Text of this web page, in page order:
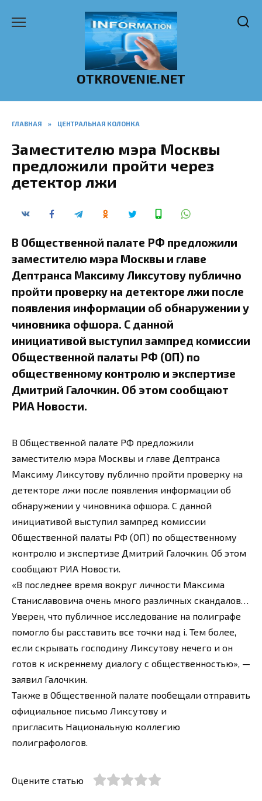
OTKROVENIE.NET
ГЛАВНАЯ » ЦЕНТРАЛЬНАЯ КОЛОНКА
Заместителю мэра Москвы
предложили пройти через
детектор лжи
В Общественной палате РФ предложили
заместителю мэра Москвы и главе
Дептранса Максиму Ликсутову публично
пройти проверку на детекторе лжи после
появления информации об обнаружении у
чиновника офшора. С данной
инициативой выступил зампред комиссии
Общественной палаты РФ (ОП) по
общественному контролю и экспертизе
Дмитрий Галочкин. Об этом сообщают
РИА Новости.
В Общественной палате РФ предложили
заместителю мэра Москвы и главе Дептранса
Максиму Ликсутову публично пройти проверку на
детекторе лжи после появления информации об
обнаружении у чиновника офшора. С данной
инициативой выступил зампред комиссии
Общественной палаты РФ (ОП) по общественному
контролю и экспертизе Дмитрий Галочкин. Об этом
сообщают РИА Новости.
«В последнее время вокруг личности Максима
Станиславовича очень много различных скандалов…
Уверен, что публичное исследование на полиграфе
помогло бы расставить все точки над i. Тем более,
если скрывать господину Ликсутову нечего и он
готов к искреннему диалогу с общественностью», —
заявил Галочкин.
Также в Общественной палате пообещали отправить
официальное письмо Ликсутову и
пригласить Национальную коллегию
полиграфологов.
Оцените статью